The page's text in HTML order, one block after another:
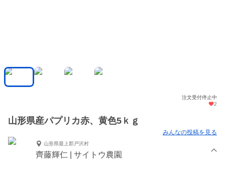
注文受付停止中
2
山形県産パプリカ赤、黄色5ｋｇ
みんなの投稿を見る
山形県最上郡戸沢村
齊藤輝仁 | サイトウ農園